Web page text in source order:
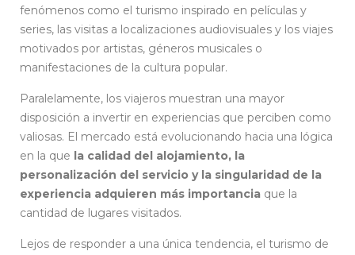
fenómenos como el turismo inspirado en películas y
series, las visitas a localizaciones audiovisuales y los viajes
motivados por artistas, géneros musicales o
manifestaciones de la cultura popular.
Paralelamente, los viajeros muestran una mayor
disposición a invertir en experiencias que perciben como
valiosas. El mercado está evolucionando hacia una lógica
en la que la calidad del alojamiento, la
personalización del servicio y la singularidad de la
experiencia adquieren más importancia que la
cantidad de lugares visitados.
Lejos de responder a una única tendencia, el turismo de